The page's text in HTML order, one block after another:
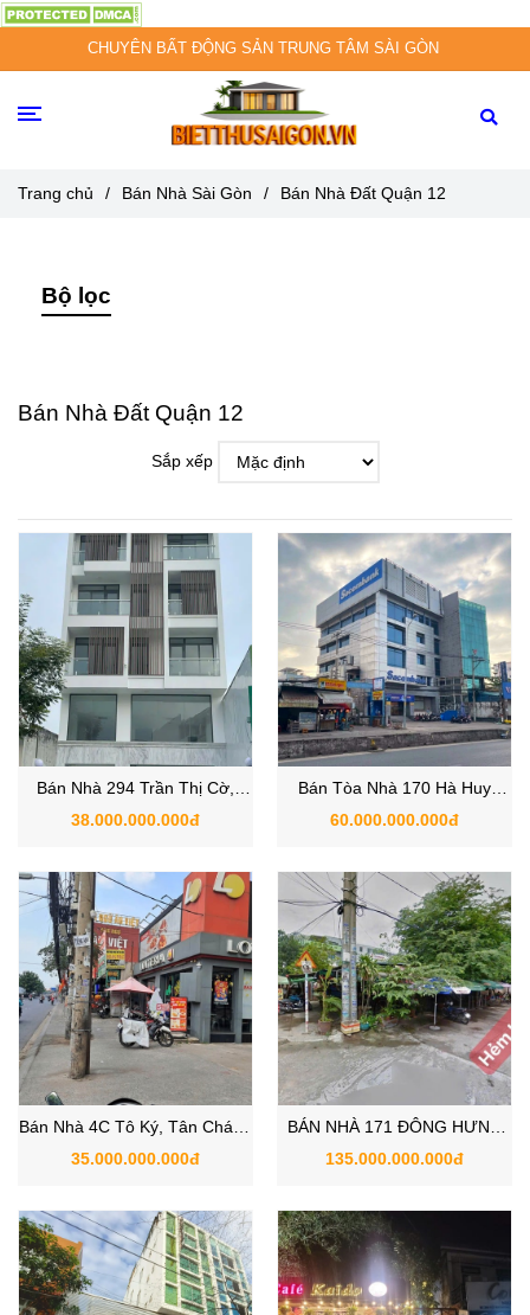
CHUYÊN BẤT ĐỘNG SẢN TRUNG TÂM SÀI GÒN
Trang chủ / Bán Nhà Sài Gòn / Bán Nhà Đất Quận 12
Bộ lọc
Bán Nhà Đất Quận 12
Sắp xếp
Bán Nhà 294 Trần Thị Cờ,
P.Thới An, Quận 12 Hầm 7
38.000.000.000đ
Bán Tòa Nhà 170 Hà Huy
Giáp, Phường An Phú Đông,
60.000.000.000đ
Bán Nhà 4C Tô Ký, Tân Chánh
Hiệp, Quận 12 TPHCM
35.000.000.000đ
BÁN NHÀ 171 ĐÔNG HƯNG
THUẬN 2, QUẬN 12 TPHCM
135.000.000.000đ